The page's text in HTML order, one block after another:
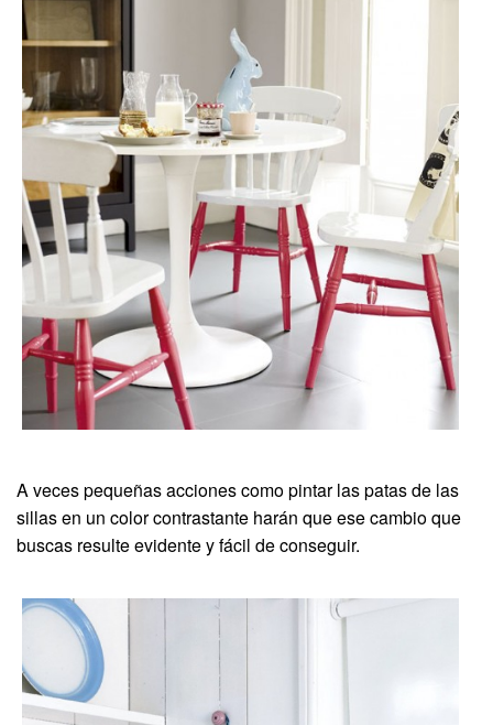
A veces pequeñas acciones como pintar las patas de las
sillas en un color contrastante harán que ese cambio que
buscas resulte evidente y fácil de conseguir.